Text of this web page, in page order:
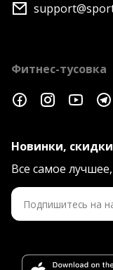
Фитнес-тусовка
Новинки,
Все самое